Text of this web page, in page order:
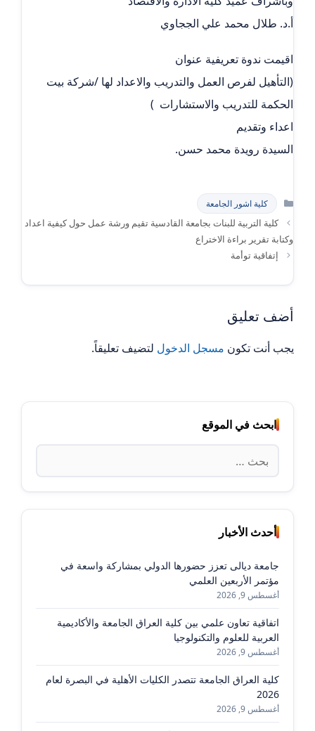
أ.د. طلال محمد علي الججاوي
اقيمت ندوة تعريفية عنوان
(التأهيل لفرص العمل والتدريب والاعداد لها /شركة بيت
الحكمة للتدريب والاستشارات )
اعداء وتقديم
السيدة رويدة محمد حسن.
التصنيفات
كلية اشور الجامعة
كلية التربية للبنات بجامعة القادسية تقيم ورشة عمل حول كيفية اعداد
وكتابة تقرير براءة الاختراع
إتفاقية توأمة
أضف تعليق
يجب أنت تكون مسجل الدخول لتضيف تعليقاً.
ابحث في الموقع
البحث
عن:
أحدث الأخبار
جامعة ديالى تعزز حضورها الدولي بمشاركة واسعة في
مؤتمر الأربعين العلمي
أغسطس 9, 2026
اتفاقية تعاون علمي بين كلية العراق الجامعة والأكاديمية
العربية للعلوم والتكنولوجيا
أغسطس 9, 2026
كلية العراق الجامعة تتصدر الكليات الأهلية في البصرة لعام
2026
أغسطس 9, 2026